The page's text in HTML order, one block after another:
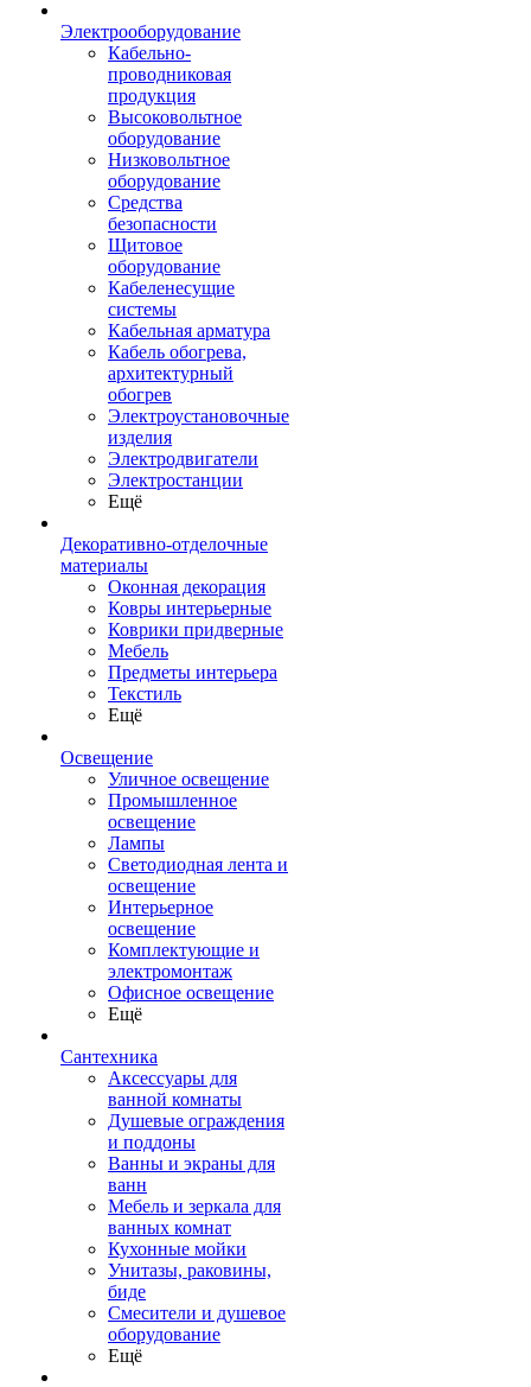
Электрооборудование
Кабельно-
проводниковая
продукция
Высоковольтное
оборудование
Низковольтное
оборудование
Средства
безопасности
Щитовое
оборудование
Кабеленесущие
системы
Кабельная арматура
Кабель обогрева,
архитектурный
обогрев
Электроустановочные
изделия
Электродвигатели
Электростанции
Ещё
Декоративно-отделочные
материалы
Оконная декорация
Ковры интерьерные
Коврики придверные
Мебель
Предметы интерьера
Текстиль
Ещё
Освещение
Уличное освещение
Промышленное
освещение
Лампы
Светодиодная лента и
освещение
Интерьерное
освещение
Комплектующие и
электромонтаж
Офисное освещение
Ещё
Сантехника
Аксессуары для
ванной комнаты
Душевые ограждения
и поддоны
Ванны и экраны для
ванн
Мебель и зеркала для
ванных комнат
Кухонные мойки
Унитазы, раковины,
биде
Смесители и душевое
оборудование
Ещё